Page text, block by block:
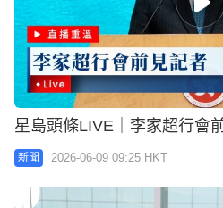
星島頭條LIVE｜李家超行會
新聞 2026-06-09 09:25 HKT